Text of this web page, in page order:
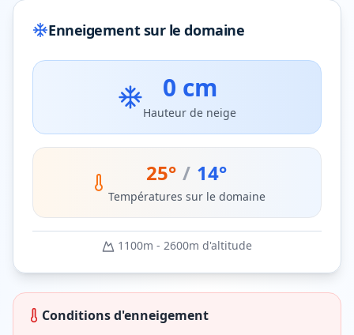
Enneigement sur le domaine
0 cm
Hauteur de neige
25° / 14°
Températures sur le domaine
1100m - 2600m d'altitude
Conditions d'enneigement